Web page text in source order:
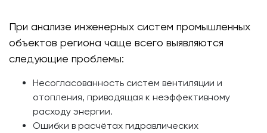
При анализе инженерных систем промышленных
объектов региона чаще всего выявляются
следующие проблемы:
Несогласованность систем вентиляции и
отопления, приводящая к неэффективному
расходу энергии.
Ошибки в расчётах гидравлических